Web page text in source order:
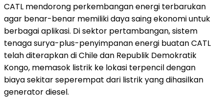
CATL mendorong perkembangan energi terbarukan
agar benar-benar memiliki daya saing ekonomi untuk
berbagai aplikasi. Di sektor pertambangan, sistem
tenaga surya-plus-penyimpanan energi buatan CATL
telah diterapkan di Chile dan Republik Demokratik
Kongo, memasok listrik ke lokasi terpencil dengan
biaya sekitar seperempat dari listrik yang dihasilkan
generator diesel.